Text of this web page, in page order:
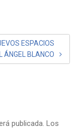
ESPACIOS
ÁNGEL BLANCO
publicada. Los